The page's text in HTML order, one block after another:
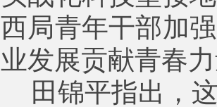
西局青年干部加
业发展贡献青春
田锦平指出，